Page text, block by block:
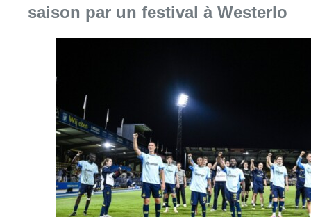
saison par un festival à Westerlo